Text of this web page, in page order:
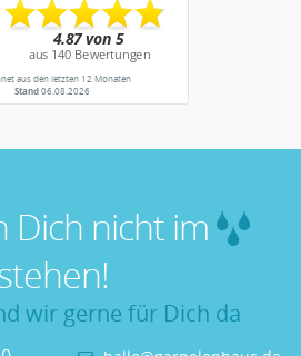
aus den letzten 12 Monaten
Stand06.08.2026
Dich nicht im
wir gerne für Dich da